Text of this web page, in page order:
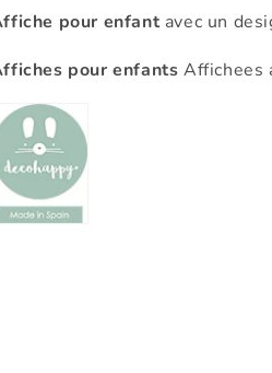
pour enfant avec un
pour enfants Affichees